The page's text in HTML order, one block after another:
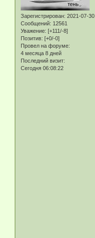
Зарегистрирован: 2021-07-30
Сообщений: 12561
Уважение: [+111/-8]
Позитив: [+0/-0]
Провел на форуме:
4 месяца 8 дней
Последний визит:
Сегодня 06:08:22